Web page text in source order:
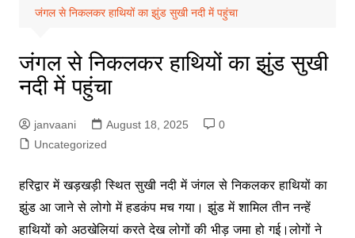
जंगल से निकलकर हाथियों का झुंड सुखी नदी में पहुंचा
जंगल से निकलकर हाथियों का झुंड सुखी
नदी में पहुंचा
janvaani August 18, 2025
0
Uncategorized
हरिद्वार में खड़खड़ी स्थित सुखी नदी में जंगल से निकलकर हाथियों का
झुंड आ जाने से लोगो में हडकंप मच गया। झुंड में शामिल तीन नन्हें
हाथियों को अठखेलियां करते देख लोगों की भीड़ जमा हो गई।लोगों ने